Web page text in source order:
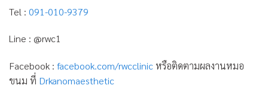
Tel : 091-010-9379
Line : @rwc1
Facebook : facebook.com/rwcclinic หรือติดตามผลงานหมอ
ขนม ที่ Drkanomaesthetic